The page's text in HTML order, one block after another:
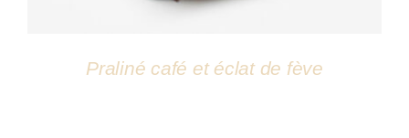
Praliné café et éclat de fève